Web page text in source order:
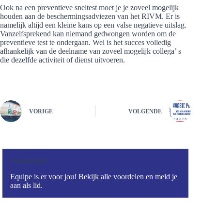
Ook na een preventieve sneltest moet je je zoveel mogelijk
houden aan de beschermingsadviezen van het RIVM. Er is
namelijk altijd een kleine kans op een valse negatieve uitslag.
Vanzelfsprekend kan niemand gedwongen worden om de
preventieve test te ondergaan. Wel is het succes volledig
afhankelijk van de deelname van zoveel mogelijk collega’ s
die dezelfde activiteit of dienst uitvoeren.
VORIGE VOLGENDE
Aanmelden?
Equipe is er voor jou! Bekijk alle voordelen en meld je
aan als lid.